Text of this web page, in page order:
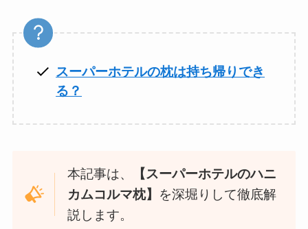
スーパーホテルの枕は持ち帰りでき
る？
本記事は、
【スーパーホテルのハニ
カムコルマ枕】
を深堀りして徹底解
説します。